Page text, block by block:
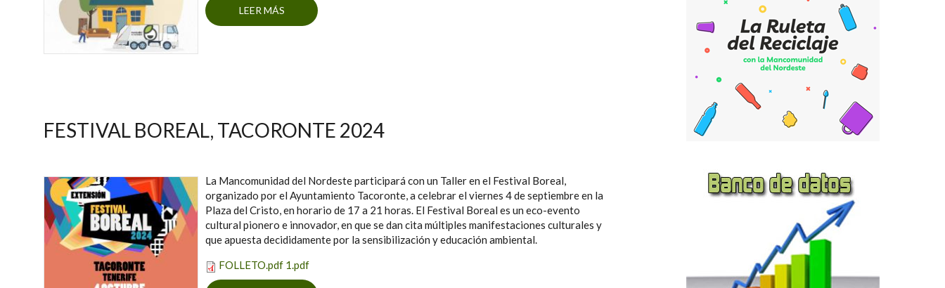
LEER MÁS
SOBRE UN GESTO CON MOTIVO DEL DÍA MUNDIAL DEL MEDIO
FESTIVAL BOREAL, TACORONTE 2024
La Mancomunidad del Nordeste participará con un Taller en el Festival Boreal,
organizado por el Ayuntamiento Tacoronte, a celebrar el viernes 4 de septiembre en la
Plaza del Cristo, en horario de 17 a 21 horas. El Festival Boreal es un eco-evento
cultural pionero e innovador, en que se dan cita múltiples manifestaciones culturales y
que apuesta decididamente por la sensibilización y educación ambiental.
FOLLETO.pdf 1.pdf